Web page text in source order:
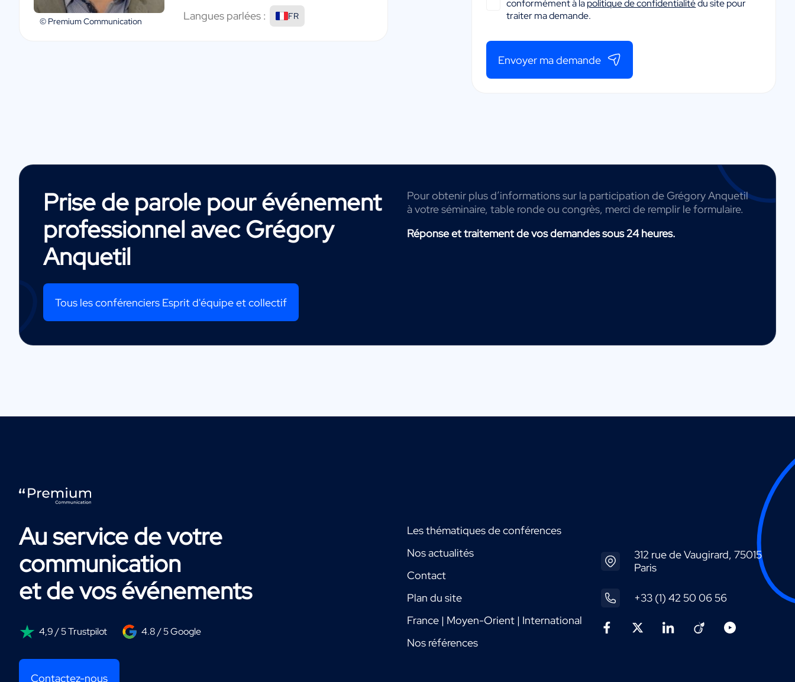
© Premium Communication Langues parlées : FR
conformément à lapolitique de confidentialitédu site pour
traiter ma demande.
Envoyer ma demande
Prise de parole pour événement
professionnel avecGrégory
Anquetil
Tous les conférenciers Esprit d'équipe et collectif
Pour obtenir plus d’informations sur la participation de Grégory Anquetil
à votre séminaire, table ronde ou congrès, merci de remplir le formulaire.
Réponse et traitement de vos demandes sous 24 heures.
Au service de votre
communication
et de vos événements
4,9 / 5 Trustpilot 4.8 / 5 Google
Contactez-nous
Les thématiques de conférences
Nos actualités
Contact
Plan du site
France | Moyen-Orient | International
Nos références
312 rue de Vaugirard, 75015
Paris
+33 (1) 42 50 06 56